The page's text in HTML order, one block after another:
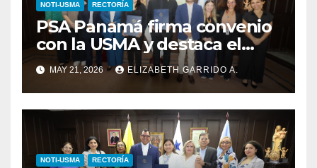
NOTI-USMA RECTORÍA
PSA Panamá firma convenio
con la USMA y destaca el
talento de sus estudiantes
MAY 21, 2026 ELIZABETH GARRIDO A.
NOTI-USMA RECTORÍA